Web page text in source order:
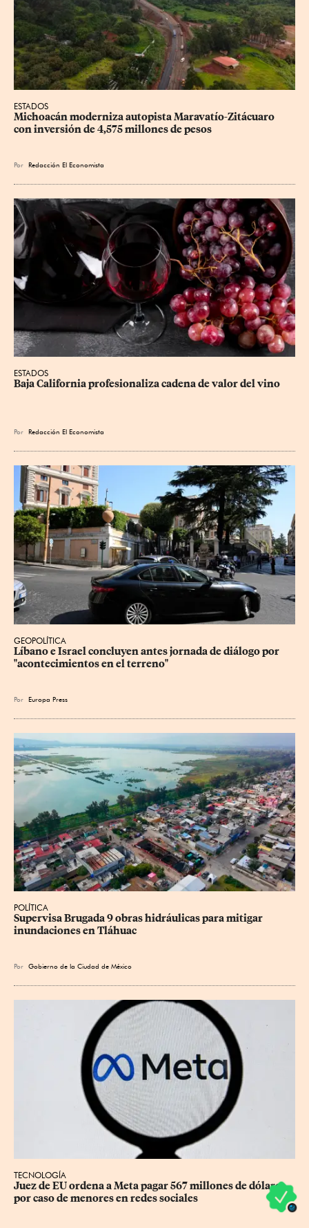
ESTADOS
Michoacán moderniza autopista Maravatío-Zitácuaro
con inversión de 4,575 millones de pesos
Por Redacción El Economista
ESTADOS
Baja California profesionaliza cadena de valor del vino
Por Redacción El Economista
GEOPOLÍTICA
Líbano e Israel concluyen antes jornada de diálogo por
"acontecimientos en el terreno"
Por Europa Press
POLÍTICA
Supervisa Brugada 9 obras hidráulicas para mitigar
inundaciones en Tláhuac
Por Gobierno de la Ciudad de México
TECNOLOGÍA
Juez de EU ordena a Meta pagar 567 millones de dólares
por caso de menores en redes sociales